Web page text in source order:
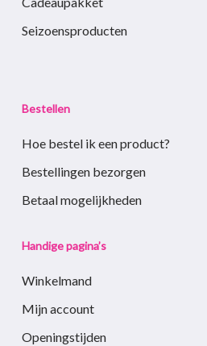
Seizoensproducten
Bestellen
Hoe bestel ik een product?
Bestellingen bezorgen
Betaal mogelijkheden
Handige pagina’s
Winkelmand
Mijn account
Openingstijden